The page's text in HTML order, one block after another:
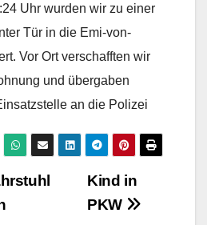
Uhr wurden wir zu einer
Tür in die Emi-von-
Vor Ort verschafften wir
und übergaben
an die Polizei
Kind in
PKW